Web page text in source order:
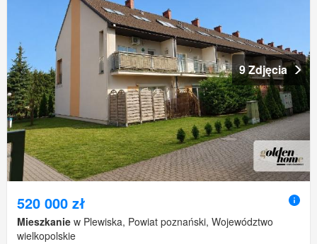
9 Zdjęcia
520 000 zł
Mieszkanie w Plewiska, Powiat poznański, Województwo
wielkopolskie